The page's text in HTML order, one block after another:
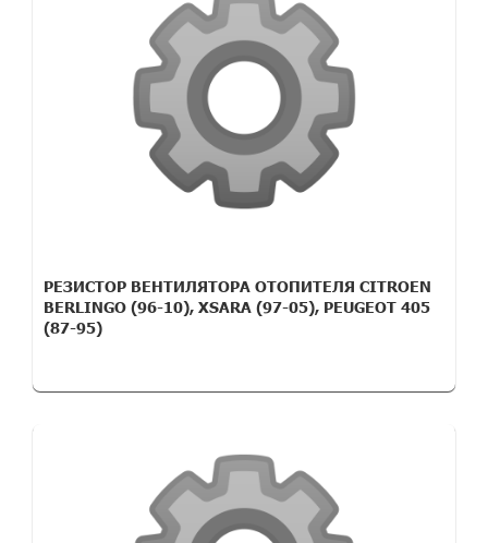
РЕЗИСТОР ВЕНТИЛЯТОРА ОТОПИТЕЛЯ CITROEN
BERLINGO (96-10), XSARA (97-05), PEUGEOT 405
(87-95)